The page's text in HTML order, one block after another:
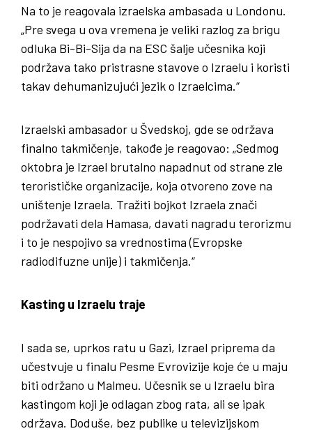
Na to je reagovala izraelska ambasada u Londonu.
„Pre svega u ova vremena je veliki razlog za brigu
odluka Bi-Bi-Sija da na ESC šalje učesnika koji
podržava tako pristrasne stavove o Izraelu i koristi
takav dehumanizujući jezik o Izraelcima.“
Izraelski ambasador u Švedskoj, gde se održava
finalno takmičenje, takođe je reagovao: „Sedmog
oktobra je Izrael brutalno napadnut od strane zle
terorističke organizacije, koja otvoreno zove na
uništenje Izraela. Tražiti bojkot Izraela znači
podržavati dela Hamasa, davati nagradu terorizmu
i to je nespojivo sa vrednostima (Evropske
radiodifuzne unije) i takmičenja.“
Kasting u Izraelu traje
I sada se, uprkos ratu u Gazi, Izrael priprema da
učestvuje u finalu Pesme Evrovizije koje će u maju
biti održano u Malmeu. Učesnik se u Izraelu bira
kastingom koji je odlagan zbog rata, ali se ipak
održava. Doduše, bez publike u televizijskom